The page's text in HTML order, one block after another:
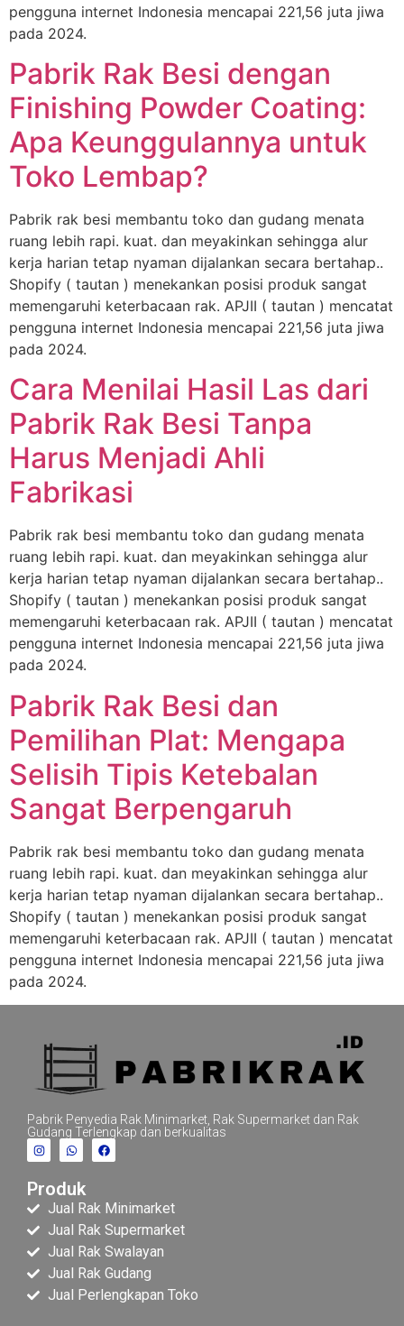
pengguna internet Indonesia mencapai 221,56 juta jiwa
pada 2024.
Pabrik Rak Besi dengan
Finishing Powder Coating:
Apa Keunggulannya untuk
Toko Lembap?
Pabrik rak besi membantu toko dan gudang menata
ruang lebih rapi. kuat. dan meyakinkan sehingga alur
kerja harian tetap nyaman dijalankan secara bertahap..
Shopify ( tautan ) menekankan posisi produk sangat
memengaruhi keterbacaan rak. APJII ( tautan ) mencatat
pengguna internet Indonesia mencapai 221,56 juta jiwa
pada 2024.
Cara Menilai Hasil Las dari
Pabrik Rak Besi Tanpa
Harus Menjadi Ahli
Fabrikasi
Pabrik rak besi membantu toko dan gudang menata
ruang lebih rapi. kuat. dan meyakinkan sehingga alur
kerja harian tetap nyaman dijalankan secara bertahap..
Shopify ( tautan ) menekankan posisi produk sangat
memengaruhi keterbacaan rak. APJII ( tautan ) mencatat
pengguna internet Indonesia mencapai 221,56 juta jiwa
pada 2024.
Pabrik Rak Besi dan
Pemilihan Plat: Mengapa
Selisih Tipis Ketebalan
Sangat Berpengaruh
Pabrik rak besi membantu toko dan gudang menata
ruang lebih rapi. kuat. dan meyakinkan sehingga alur
kerja harian tetap nyaman dijalankan secara bertahap..
Shopify ( tautan ) menekankan posisi produk sangat
memengaruhi keterbacaan rak. APJII ( tautan ) mencatat
pengguna internet Indonesia mencapai 221,56 juta jiwa
pada 2024.
Pabrik Penyedia Rak Minimarket, Rak Supermarket dan Rak
Gudang Terlengkap dan berkualitas
Produk
Jual Rak Minimarket
Jual Rak Supermarket
Jual Rak Swalayan
Jual Rak Gudang
Jual Perlengkapan Toko